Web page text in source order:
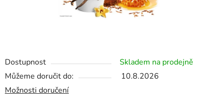
Dostupnost
Skladem na prodejně
Můžeme doručit do:
10.8.2026
Možnosti doručení